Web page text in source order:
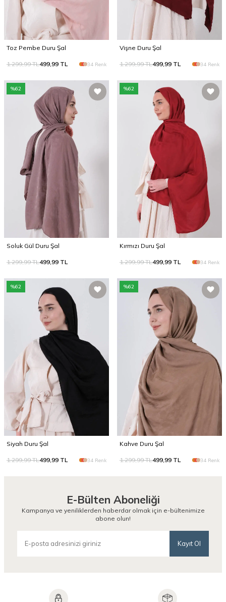
Toz Pembe Duru Şal
1.299,99TL499,99 TL 34 Renk
Vişne Duru Şal
1.299,99TL499,99 TL 34 Renk
%62
Soluk Gül Duru Şal
1.299,99TL499,99 TL
%62
Kırmızı Duru Şal
1.299,99TL499,99 TL 34 Renk
%62
Siyah Duru Şal
1.299,99TL499,99 TL 34 Renk
%62
Kahve Duru Şal
1.299,99TL499,99 TL 34 Renk
E-Bülten Aboneliği
Kampanya ve yeniliklerden haberdar olmak için e-bültenimize
abone olun!
Kayıt Ol